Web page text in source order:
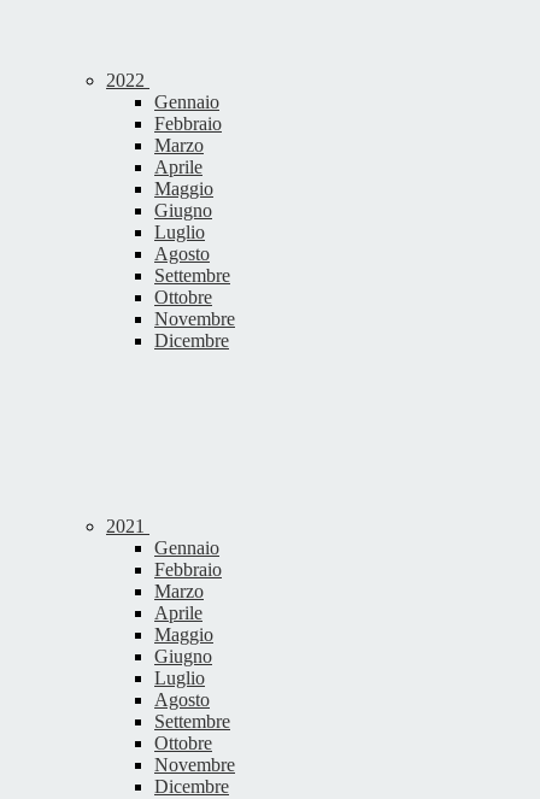
2022
Gennaio
Febbraio
Marzo
Aprile
Maggio
Giugno
Luglio
Agosto
Settembre
Ottobre
Novembre
Dicembre
2021
Gennaio
Febbraio
Marzo
Aprile
Maggio
Giugno
Luglio
Agosto
Settembre
Ottobre
Novembre
Dicembre